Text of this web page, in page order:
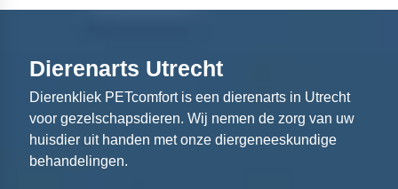
Dierenarts Utrecht
Dierenkliek PETcomfort is een dierenarts in Utrecht
voor gezelschapsdieren. Wij nemen de zorg van uw
huisdier uit handen met onze diergeneeskundige
behandelingen.